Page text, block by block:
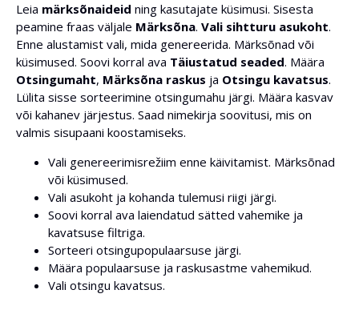
Otsingu kavatsus:
Märksõnade limiit lehe kohta
(Valikuline) Vali tõlke keel
Leia märksõnaideid ning kasutajate küsimusi. Sisesta
peamine fraas väljale Märksõna. Vali sihtturu asukoht.
Enne alustamist vali, mida genereerida. Märksõnad või
küsimused. Soovi korral ava Täiustatud seaded. Määra
Otsingumaht, Märksõna raskus ja Otsingu kavatsus.
Lülita sisse sorteerimine otsingumahu järgi. Määra kasvav
või kahanev järjestus. Saad nimekirja soovitusi, mis on
valmis sisupaani koostamiseks.
Vali genereerimisrežiim enne käivitamist. Märksõnad
või küsimused.
Vali asukoht ja kohanda tulemusi riigi järgi.
Soovi korral ava laiendatud sätted vahemike ja
kavatsuse filtriga.
Sorteeri otsingupopulaarsuse järgi.
Määra populaarsuse ja raskusastme vahemikud.
Vali otsingu kavatsus.